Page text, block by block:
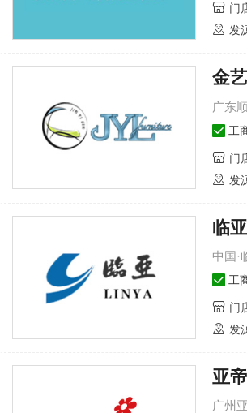
门
发
金
广东
工
门
发
临
中国·
工
门
发
亚
广州
圳七彩人生家具集团有限 39585
圳市森堡家俬有限公司 237432
思健康睡眠股份有限公司 35488
优卓酷科技有限公司
百强家
公司丽星家
珠峰家
皇朝
美克美
公司原叶家
联邦家
曲美家
激发新活力，释放新动能，大